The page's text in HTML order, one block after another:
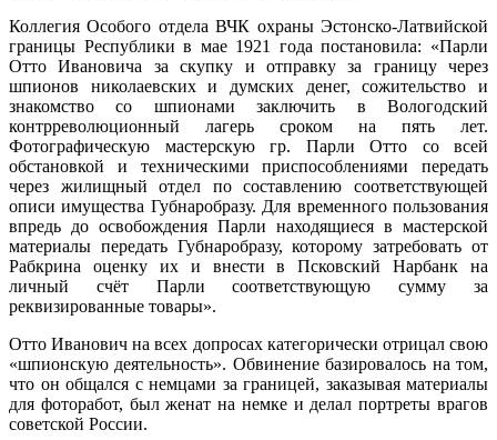
Коллегия Особого отдела ВЧК охраны Эстонско-Латвийской
границы Республики в мае 1921 года постановила: «Парли
Отто Ивановича за скупку и отправку за границу через
шпионов николаевских и думских денег, сожительство и
знакомство со шпионами заключить в Вологодский
контрреволюционный лагерь сроком на пять лет.
Фотографическую мастерскую гр. Парли Отто со всей
обстановкой и техническими приспособлениями передать
через жилищный отдел по составлению соответствующей
описи имущества Губнаробразу. Для временного пользования
впредь до освобождения Парли находящиеся в мастерской
материалы передать Губнаробразу, которому затребовать от
Рабкрина оценку их и внести в Псковский Нарбанк на
личный счёт Парли соответствующую сумму за
реквизированные товары».
Отто Иванович на всех допросах категорически отрицал свою
«шпионскую деятельность». Обвинение базировалось на том,
что он общался с немцами за границей, заказывая материалы
для фоторабот, был женат на немке и делал портреты врагов
советской России.